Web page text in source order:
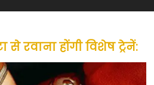
में फंसे लोगों की जल्द